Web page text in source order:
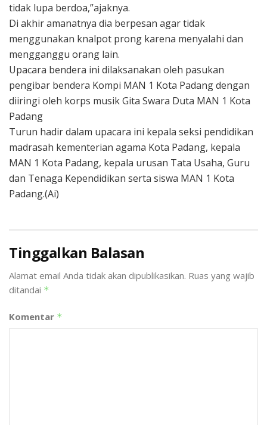
tidak lupa berdoa,”ajaknya.
Di akhir amanatnya dia berpesan agar tidak
menggunakan knalpot prong karena menyalahi dan
mengganggu orang lain.
Upacara bendera ini dilaksanakan oleh pasukan
pengibar bendera Kompi MAN 1 Kota Padang dengan
diiringi oleh korps musik Gita Swara Duta MAN 1 Kota
Padang
Turun hadir dalam upacara ini kepala seksi pendidikan
madrasah kementerian agama Kota Padang, kepala
MAN 1 Kota Padang, kepala urusan Tata Usaha, Guru
dan Tenaga Kependidikan serta siswa MAN 1 Kota
Padang.(Ai)
Tinggalkan Balasan
Alamat email Anda tidak akan dipublikasikan. Ruas yang wajib
ditandai *
Komentar *